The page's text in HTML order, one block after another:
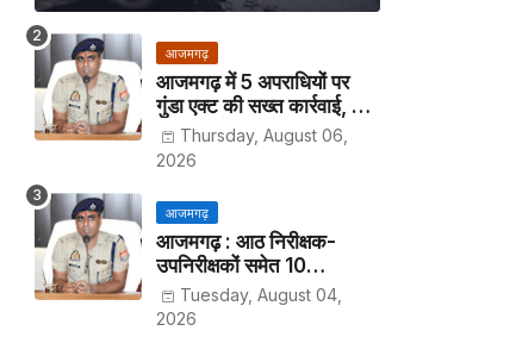
आजमगढ़
आजमगढ़ में 5 अपराधियों पर
गुंडा एक्ट की सख्त कार्रवाई, अब
हर पखवाड़े थाने में लगानी होगी
हाजिरी
Thursday, August 06,
2026
आजमगढ़
आजमगढ़ : आठ निरीक्षक-
उपनिरीक्षकों समेत 10
अधिकारियों के तबादले
Tuesday, August 04,
2026